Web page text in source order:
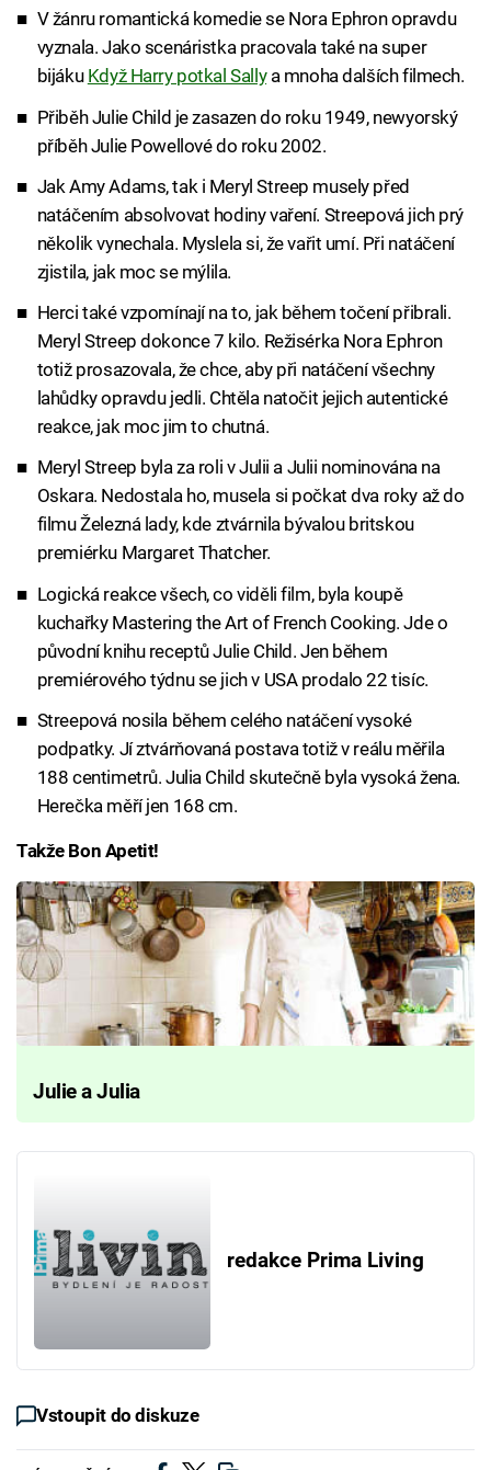
V žánru romantická komedie se Nora Ephron opravdu
vyznala. Jako scenáristka pracovala také na super
bijáku Když Harry potkal Sallya mnoha dalších filmech.
Přiběh Julie Child je zasazen do roku 1949, newyorský
příběh Julie Powellové do roku 2002.
Jak Amy Adams, tak i Meryl Streep musely před
natáčením absolvovat hodiny vaření. Streepová jich prý
několik vynechala. Myslela si, že vařit umí. Při natáčení
zjistila, jak moc se mýlila.
Herci také vzpomínají na to, jak během točení přibrali.
Meryl Streep dokonce 7 kilo. Režisérka Nora Ephron
totiž prosazovala, že chce, aby při natáčení všechny
lahůdky opravdu jedli. Chtěla natočit jejich autentické
reakce, jak moc jim to chutná.
Meryl Streep byla za roli v Julii a Julii nominována na
Oskara. Nedostala ho, musela si počkat dva roky až do
filmu Železná lady, kde ztvárnila bývalou britskou
premiérku Margaret Thatcher.
Logická reakce všech, co viděli film, byla koupě
kuchařky Mastering the Art of French Cooking. Jde o
původní knihu receptů Julie Child. Jen během
premiérového týdnu se jich v USA prodalo 22 tisíc.
Streepová nosila během celého natáčení vysoké
podpatky. Jí ztvárňovaná postava totiž v reálu měřila
188 centimetrů. Julia Child skutečně byla vysoká žena.
Herečka měří jen 168 cm.
Takže Bon Apetit!
Julie a Julia
redakce Prima Living
Vstoupit do diskuze